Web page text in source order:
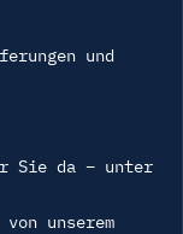
und
Sie da – unter
unserem